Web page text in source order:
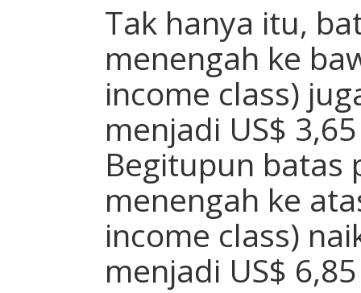
Tak hanya itu,
menengah ke
income class)
menjadi US$
Begitupun batas
menengah ke
income class)
menjadi US$